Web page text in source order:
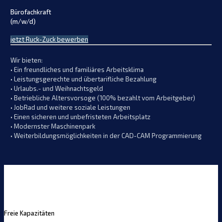
Bürofachkraft
(m/w/d)
jetzt Ruck-Zuck bewerben
Wir bieten:
• Ein freundliches und familiäres Arbeitsklima
• Leistungsgerechte und übertarifliche Bezahlung
• Urlaubs.- und Weihnachtsgeld
• Betriebliche Altersvorsoge (100% bezahlt vom Arbeitgeber)
• JobRad und weitere soziale Leistungen
• Einen sicheren und unbefristeten Arbeitsplatz
• Modernster Maschinenpark
• Weiterbildungsmöglichkeiten in der CAD-CAM Programmierung
Freie Kapazitäten